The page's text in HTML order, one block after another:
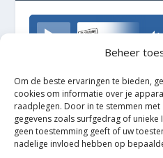
Beheer
Om de beste ervaringen te bieden,
cookies om informatie over je
raadplegen. Door in te stemmen
gegevens zoals surfgedrag of
geen toestemming geeft of uw
nadelige invloed hebben op